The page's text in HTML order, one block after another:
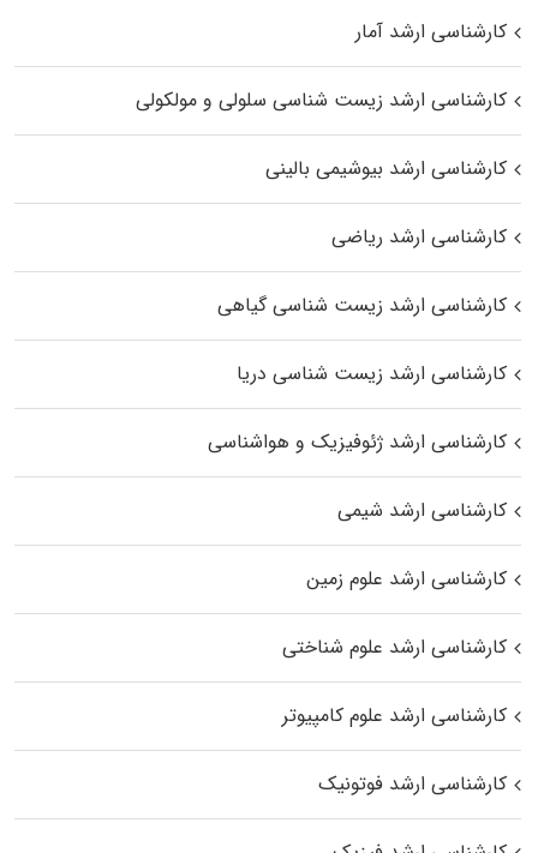
کارشناسی ارشد آمار
کارشناسی ارشد زیست شناسی سلولی و مولکولی
کارشناسی ارشد بیوشیمی بالینی
کارشناسی ارشد ریاضی
کارشناسی ارشد زیست‌ شناسی گیاهی
کارشناسی ارشد زیست‌ شناسی دریا
کارشناسی ارشد ژئوفیزیک و هواشناسی
کارشناسی ارشد شیمی
کارشناسی ارشد علوم زمین
کارشناسی ارشد علوم شناختی
کارشناسی ارشد علوم کامپیوتر
کارشناسی ارشد فوتونیک